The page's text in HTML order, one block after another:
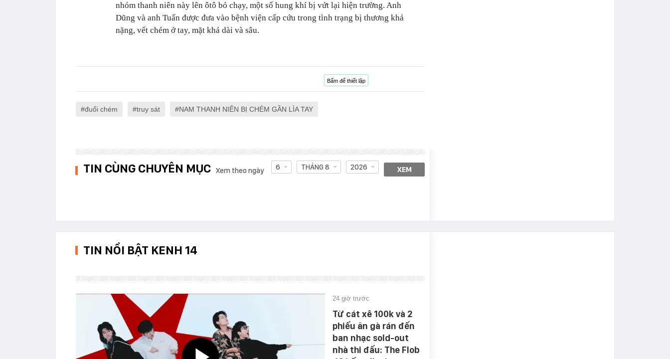
nhóm thanh niên này lên ôtô bỏ chạy, một số hung khí bị vứt lại hiện trường. Anh
Dũng và anh Tuấn được đưa vào bệnh viện cấp cứu trong tình trạng bị thương khá
nặng, vết chém ở tay, mặt khá dài và sâu.
Bấm để thiết lập
đuổi chém truy sát NAM THANH NIÊN BỊ CHÉM GẦN LÌA TAY
TIN CÙNG CHUYÊN MỤC Xem theo ngày 6 THÁNG 8 2026 XEM
TIN NỔI BẬT KENH 14
24 giờ trước
Từ cát xê 100k và 2
phiếu ăn gà rán đến
ban nhạc sold-out
nhà thi đấu: The Flob